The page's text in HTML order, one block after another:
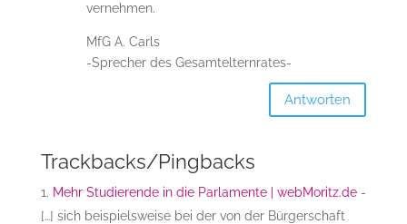
vernehmen.
MfG A. Carls
-Sprecher des Gesamtelternrates-
Antworten
Trackbacks/Pingbacks
Mehr Studierende in die Parlamente | webMoritz.de-
[…] sich beispielsweise bei der von der Bürgerschaft